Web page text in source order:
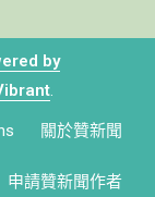
by
.
關於贊新聞
申請贊新聞作者